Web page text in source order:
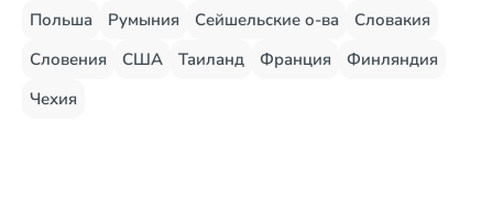
Польша
Румыния Сейшельские о-ва
Словакия
Словения
США Таиланд Франция
Финляндия
Чехия